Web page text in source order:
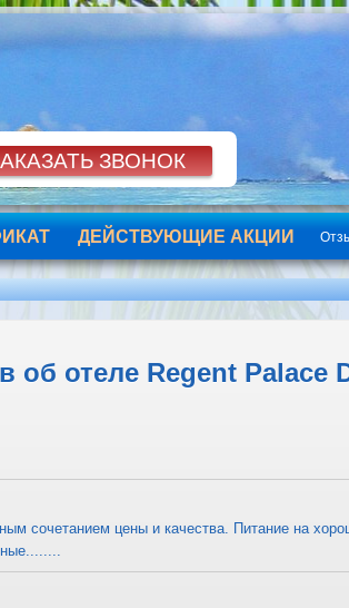
ДЕЙСТВУЮЩИЕ АКЦИИ
об отеле Regent Palace
сочетанием цены и качества. Питание на